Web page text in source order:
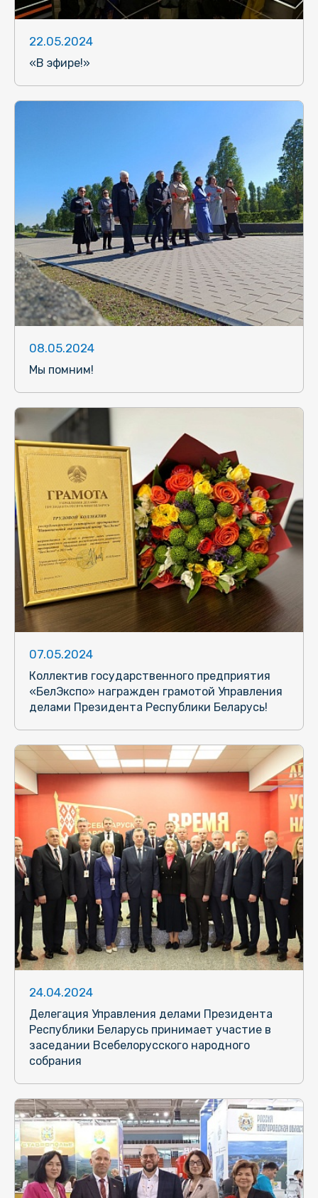
22.05.2024
«В эфире!»
08.05.2024
Мы помним!
07.05.2024
Коллектив государственного предприятия
«БелЭкспо» награжден грамотой Управления
делами Президента Республики Беларусь!
24.04.2024
Делегация Управления делами Президента
Республики Беларусь принимает участие в
заседании Всебелорусского народного
собрания